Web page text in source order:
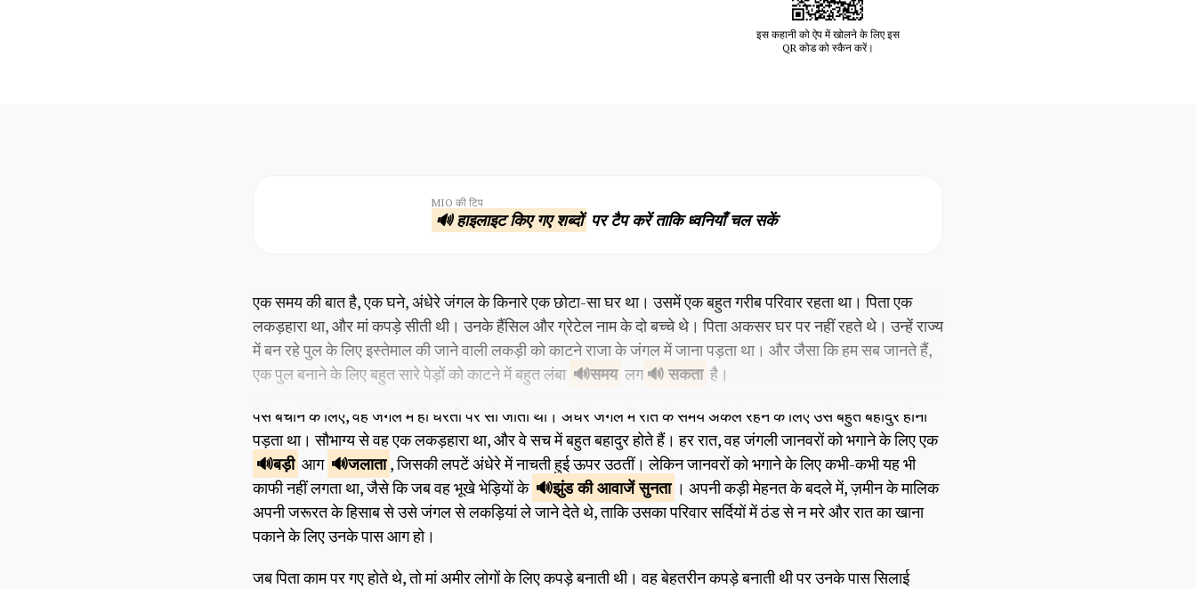
इस कहानी को ऐप में खोलने के लिए इस
QR कोड को स्कैन करें।
MIO की टिप
🔊 हाइलाइट किए गए शब्दोंपर टैप करें ताकि ध्वनियाँ चल सकें
एक समय की बात है, एक घने, अंधेरे जंगल के किनारे एक छोटा-सा घर था। उसमें एक बहुत गरीब परिवार रहता था। पिता एक
लकड़हारा था, और मां कपड़े सीती थी। उनके हैंसिल और ग्रेटेल नाम के दो बच्चे थे। पिता अकसर घर पर नहीं रहते थे। उन्हें राज्य
में बन रहे पुल के लिए इस्तेमाल की जाने वाली लकड़ी को काटने राजा के जंगल में जाना पड़ता था। और जैसा कि हम सब जानते हैं,
एक पुल बनाने के लिए बहुत सारे पेड़ों को काटने में बहुत लंबा
समय लग सकता है।
पैसे बचाने के लिए, वह जंगल में ही धरती पर सो जाता था। अंधेरे जंगल में रात के समय अकेले रहने के लिए उसे बहुत बहादुर होना
पड़ता था। सौभाग्य से वह एक लकड़हारा था, और वे सच में बहुत बहादुर होते हैं। हर रात, वह जंगली जानवरों को भगाने के लिए एक
बड़ी आग जलाता , जिसकी लपटें अंधेरे में नाचती हुई ऊपर उठतीं। लेकिन जानवरों को भगाने के लिए कभी-कभी यह भी
काफी नहीं लगता था, जैसे कि जब वह भूखे भेड़ियों के
झुंड कीआवाजें सुनता । अपनी कड़ी मेहनत के बदले में, ज़मीन के मालिक
अपनी जरूरत के हिसाब से उसे जंगल से लकड़ियां ले जाने देते थे, ताकि उसका परिवार सर्दियों में ठंड से न मरे और रात का खाना
पकाने के लिए उनके पास आग हो।
जब पिता काम पर गए होते थे, तो मां अमीर लोगों के लिए कपड़े बनाती थी। वह बेहतरीन कपड़े बनाती थी पर उनके पास सिलाई